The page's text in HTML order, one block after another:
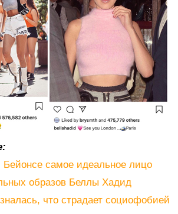
самое идеальное лицо
образов Беллы Хадид
что страдает социофобией